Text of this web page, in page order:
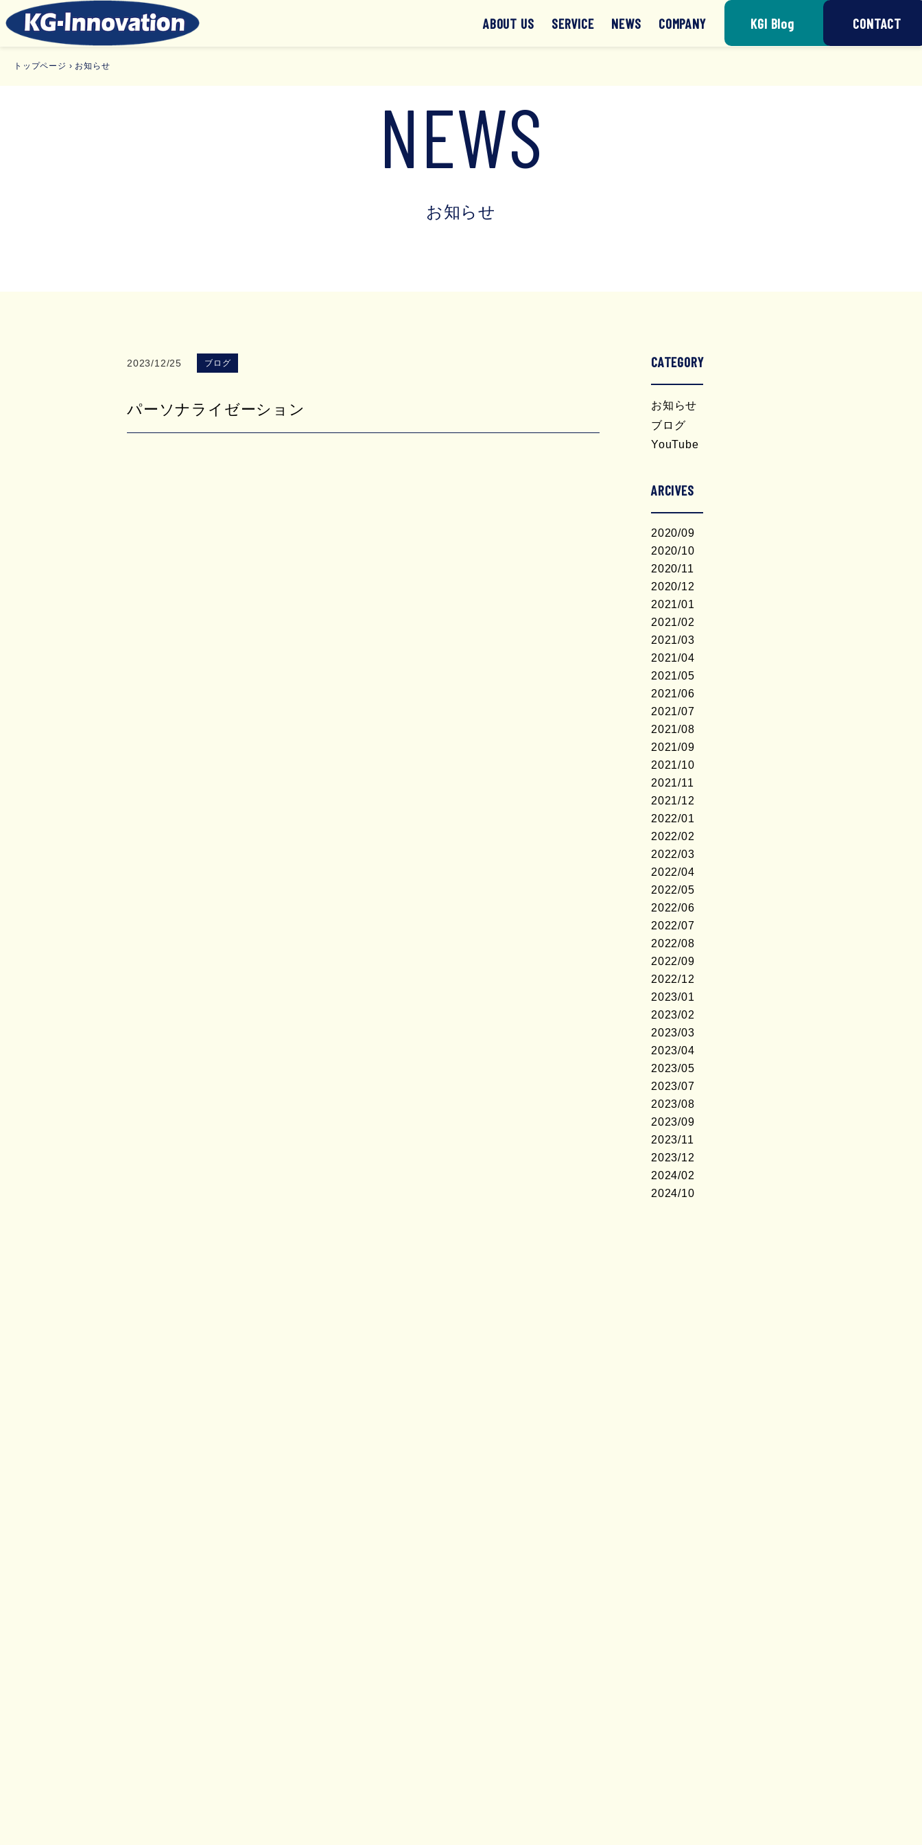
ABOUT US SERVICE NEWS COMPANY KGI Blog CONTACT
トップページ › お知らせ
NEWS
お知らせ
2023/12/25 ブログ
パーソナライゼーション
CATEGORY
お知らせ
ブログ
YouTube
ARCIVES
2020/09
2020/10
2020/11
2020/12
2021/01
2021/02
2021/03
2021/04
2021/05
2021/06
2021/07
2021/08
2021/09
2021/10
2021/11
2021/12
2022/01
2022/02
2022/03
2022/04
2022/05
2022/06
2022/07
2022/08
2022/09
2022/12
2023/01
2023/02
2023/03
2023/04
2023/05
2023/07
2023/08
2023/09
2023/11
2023/12
2024/02
2024/10